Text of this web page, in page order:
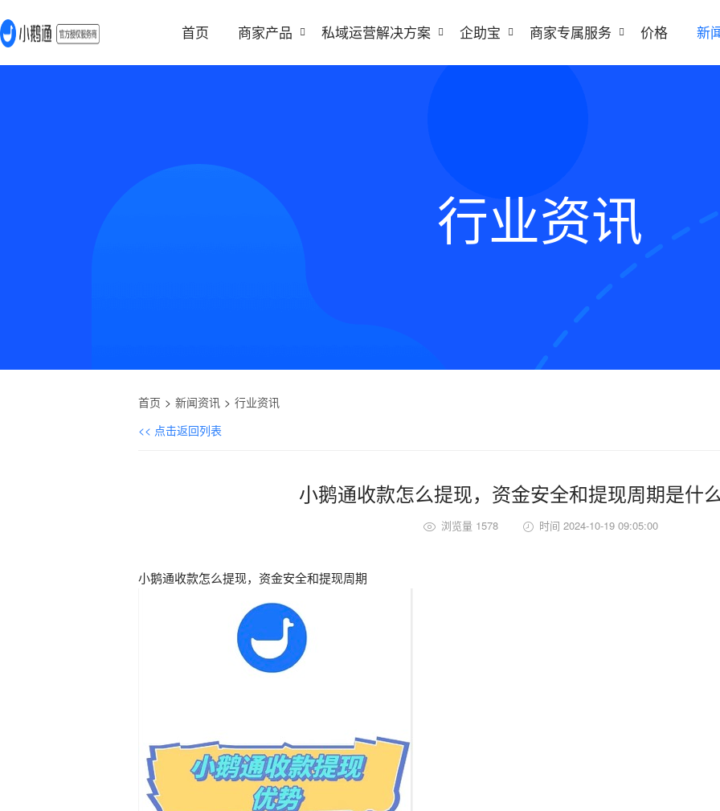
首页 商家产品 私域运营解决方案 企助宝 商家专属服务 价格 新
行业资讯
首页 新闻资讯
行业资讯
<< 点击返回列表
小鹅通收款怎么提现，资金安全和提现周期是什
浏览量 1578 时间 2024-10-19 09:05:00
小鹅通收款怎么提现，资金安全和提现周期